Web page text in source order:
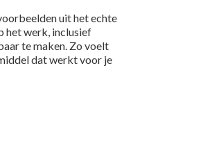
uit het echte
het werk, inclusief
te maken. Zo voelt
dat werkt voor je